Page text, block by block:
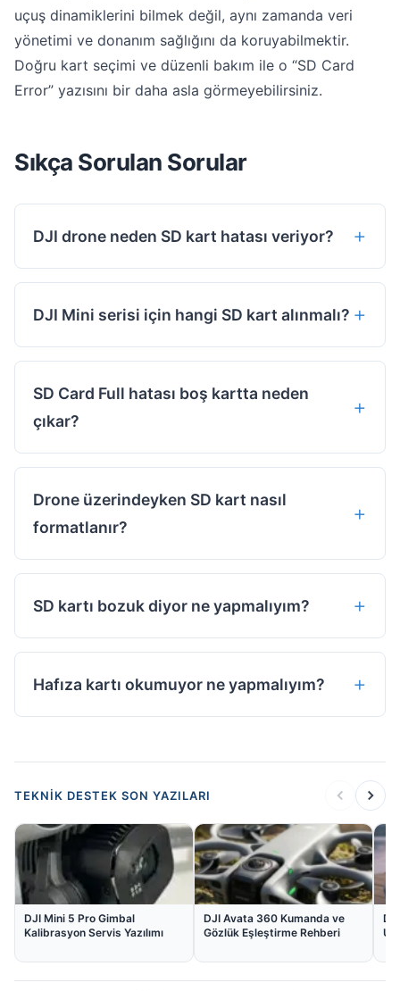
uçuş dinamiklerini bilmek değil, aynı zamanda veri
yönetimi ve donanım sağlığını da koruyabilmektir.
Doğru kart seçimi ve düzenli bakım ile o “SD Card
Error” yazısını bir daha asla görmeyebilirsiniz.
Sıkça Sorulan Sorular
DJI drone neden SD kart hatası veriyor?
DJI Mini serisi için hangi SD kart alınmalı?
SD Card Full hatası boş kartta neden
çıkar?
Drone üzerindeyken SD kart nasıl
formatlanır?
SD kartı bozuk diyor ne yapmalıyım?
Hafıza kartı okumuyor ne yapmalıyım?
TEKNIK DESTEK SON YAZILARI
DJI Mini 5 Pro Gimbal
Kalibrasyon Servis Yazılımı
DJI Avata 360 Kumanda ve
Gözlük Eşleştirme Rehberi